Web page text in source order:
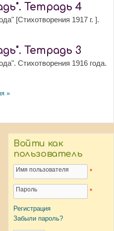
Тетрадь 4
[Стихотворения 1917 г. ].
Тетрадь 3
Стихотворения 1916 года.
»
Войти как
пользователь
Имя пользователя *
Пароль *
Регистрация
Забыли пароль?